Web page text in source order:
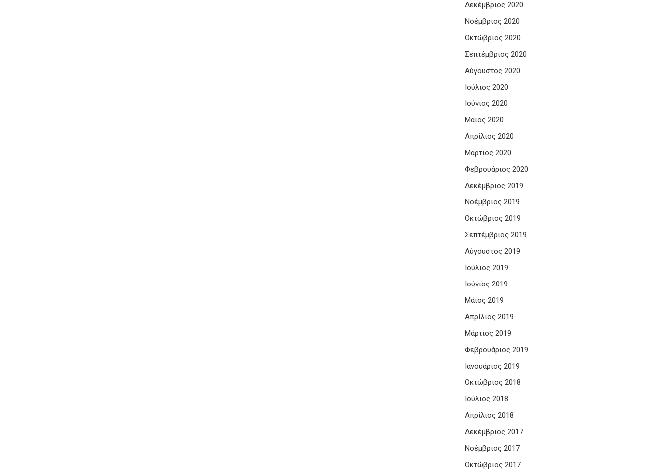
Δεκέμβριος 2020
Νοέμβριος 2020
Οκτώβριος 2020
Σεπτέμβριος 2020
Αύγουστος 2020
Ιούλιος 2020
Ιούνιος 2020
Μάιος 2020
Απρίλιος 2020
Μάρτιος 2020
Φεβρουάριος 2020
Δεκέμβριος 2019
Νοέμβριος 2019
Οκτώβριος 2019
Σεπτέμβριος 2019
Αύγουστος 2019
Ιούλιος 2019
Ιούνιος 2019
Μάιος 2019
Απρίλιος 2019
Μάρτιος 2019
Φεβρουάριος 2019
Ιανουάριος 2019
Οκτώβριος 2018
Ιούλιος 2018
Απρίλιος 2018
Δεκέμβριος 2017
Νοέμβριος 2017
Οκτώβριος 2017